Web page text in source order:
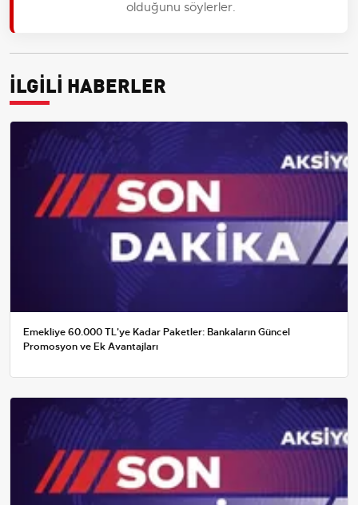
olduğunu söylerler.
İLGİLİ HABERLER
Emekliye 60.000 TL'ye Kadar Paketler: Bankaların Güncel
Promosyon ve Ek Avantajları